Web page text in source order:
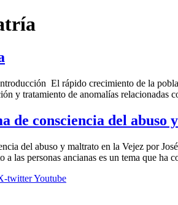
El rápido crecimiento de la
y tratamiento de anomalías
de consciencia del abuso
del abuso y maltrato en la Vejez por
a las personas ancianas es un tema que ha
twitterYoutube